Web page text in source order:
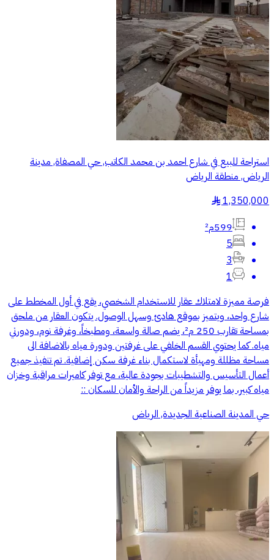
استراحة للبيع في شارع احمد بن محمد الكاتب, حي المصفاة, مدينة
الرياض, منطقة الرياض
1,350,000
§
599م²
5
3
1
فرصة مميزة لامتلاك عقار للاستخدام الشخصي، يقع في أول المخطط على
شارع واحد، ويتميز بموقع هادئ وسهل الوصول. يتكون العقار من ملحق
بمساحة تقارب 250 م²، يضم صالة واسعة، ومطبخاً، وغرفة نوم، ودورتي
مياه. كما يحتوي القسم الخلفي على غرفتين ودورة مياه بالاضافة الى
مساحة مظللة ومهيأة لاستكمال بناء غرفة سكن إضافية. تم تنفيذ جميع
أعمال التأسيس والتشطيبات بجودة عالية، مع توفر كاميرات مراقبة وخزان
مياه كبير، بما يوفر مزيداً من الراحة والأمان للسكان ::
حي المدينة الصناعية الجديدة, الرياض